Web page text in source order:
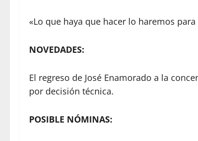
«Lo que haya que hacer lo haremos
NOVEDADES:
El regreso de José Enamorado a la
por decisión técnica.
POSIBLE NÓMINAS: